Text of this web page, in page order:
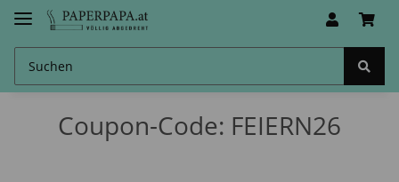
Coupon-Code: FEIERN26